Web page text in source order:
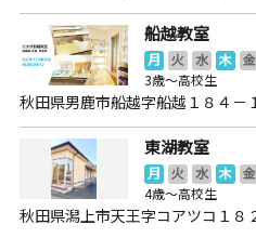
船越教室
月 火 水 木 金
3歳～高校生
秋田県男鹿市船越字船越１８４
東湖教室
月 火 水 木 金
4歳～高校生
秋田県潟上市天王字コアツコ１８